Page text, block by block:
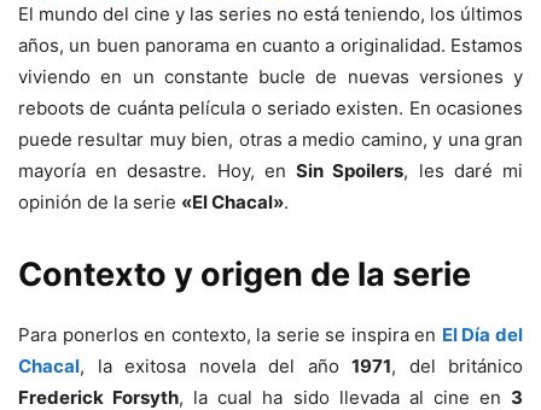
El mundo del cine y las series no está teniendo, los últimos
años, un buen panorama en cuanto a originalidad. Estamos
viviendo en un constante bucle de nuevas versiones y
reboots de cuánta película o seriado existen. En ocasiones
puede resultar muy bien, otras a medio camino, y una gran
mayoría en desastre. Hoy, enSin Spoilers, les daré mi
opinión de la serie «El Chacal».
Contexto y origen de la serie
Para ponerlos en contexto, la serie se inspira en El Día del
Chacal, la exitosa novela del año 1971, del británico
Frederick Forsyth, la cual ha sido llevada al cine en 3